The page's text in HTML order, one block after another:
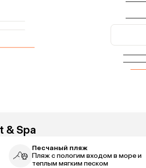
& Spa
Песчаный пляж
Пляж с пологим входом в море и
теплым мягким песком